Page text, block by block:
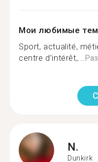
Мои любимые
Sport, actualité,
centre d’intérêt,...
N.
Dunkirk